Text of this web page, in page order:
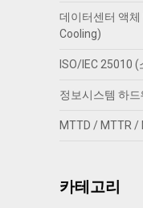
데이터센터 액
Cooling)
ISO/IEC 25010
정보시스템 하
MTTD / MTTR /
카테고리